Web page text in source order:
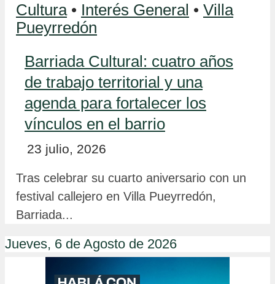
Cultura • Interés General • Villa
Pueyrredón
Barriada Cultural: cuatro años
de trabajo territorial y una
agenda para fortalecer los
vínculos en el barrio
23 julio, 2026
Tras celebrar su cuarto aniversario con un
festival callejero en Villa Pueyrredón,
Barriada...
Jueves, 6 de Agosto de 2026